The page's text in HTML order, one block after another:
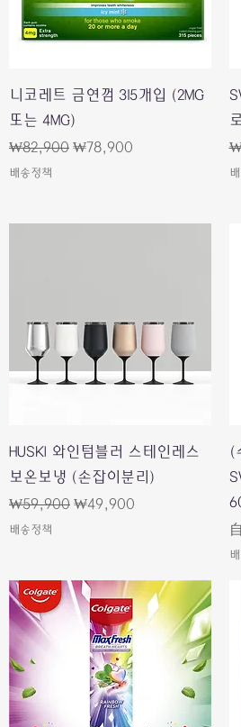
快速瀏覽
니코레트 금연껌 315개입 (2MG
또는 4MG)
一般價格
₩82,900 促銷價格
₩78,900
배송정책
快速瀏覽
HUSKI 와인텀블러 스테인레스
보온보냉 (손잡이분리)
一般價格
₩59,900 促銷價格
₩49,900
배송정책
(